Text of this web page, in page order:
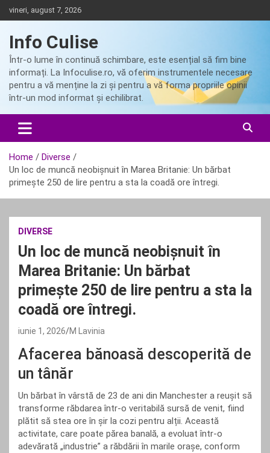
Skip
to
vineri, august 7, 2026
Info Culise
Într-o lume în continuă schimbare, este esențial să fim bine
informați. La Infoculise.ro, vă oferim instrumentele necesare
pentru a vă menține la zi și pentru a vă forma propriile opinii
într-un mod informat și echilibrat.
Home
Diverse
Un loc de muncă neobișnuit în Marea Britanie: Un bărbat
primește 250 de lire pentru a sta la coadă ore întregi.
DIVERSE
Un loc de muncă neobișnuit în
Marea Britanie: Un bărbat
primește 250 de lire pentru a sta la
coadă ore întregi.
iunie 1, 2026 M Lavinia
Afacerea bănoasă descoperită de
un tânăr
Un bărbat în vârstă de 23 de ani din Manchester a reușit să
transforme răbdarea într-o veritabilă sursă de venit, fiind
plătit să stea ore în șir la cozi pentru alții. Această
activitate, care poate părea banală, a evoluat într-o
adevărată „industrie” a răbdării în marile orașe, conform